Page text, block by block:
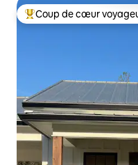
Coups de cœur
Coup de cœur